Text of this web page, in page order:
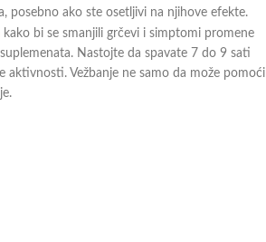
posebno ako ste osetljivi na njihove efekte.
kako bi se smanjili grčevi i simptomi promene
Nastojte da spavate 7 do 9 sati
aktivnosti. Vežbanje ne samo da može pomoći